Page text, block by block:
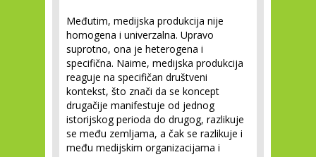
Međutim, medijska produkcija nije
homogena i univerzalna. Upravo
suprotno, ona je heterogena i
specifična. Naime, medijska produkcija
reaguje na specifičan društveni
kontekst, što znači da se koncept
drugačije manifestuje od jednog
istorijskog perioda do drugog, razlikuje
se među zemljama, a čak se razlikuje i
među medijskim organizacijama i